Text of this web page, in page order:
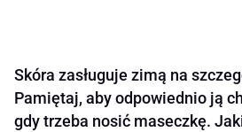
Skóra zasługuje zimą na
Pamiętaj, aby odpowiednio ją
gdy trzeba nosić maseczkę.